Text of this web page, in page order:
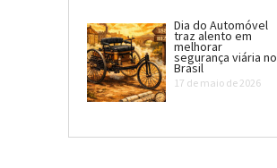
Dia do Automóvel
traz alento em
melhorar
segurança viária no
Brasil
17 de maio de 2026